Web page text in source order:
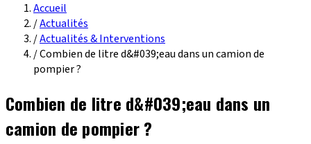
Accueil
/Actualités
/Actualités & Interventions
/Combien de litre d&#039;eau dans un camion de
pompier ?
Combien de litre d&#039;eau dans un
camion de pompier ?